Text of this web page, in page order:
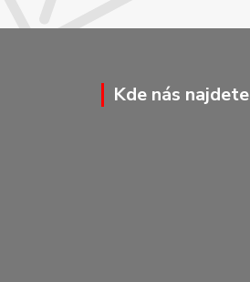
Kde nás najdete